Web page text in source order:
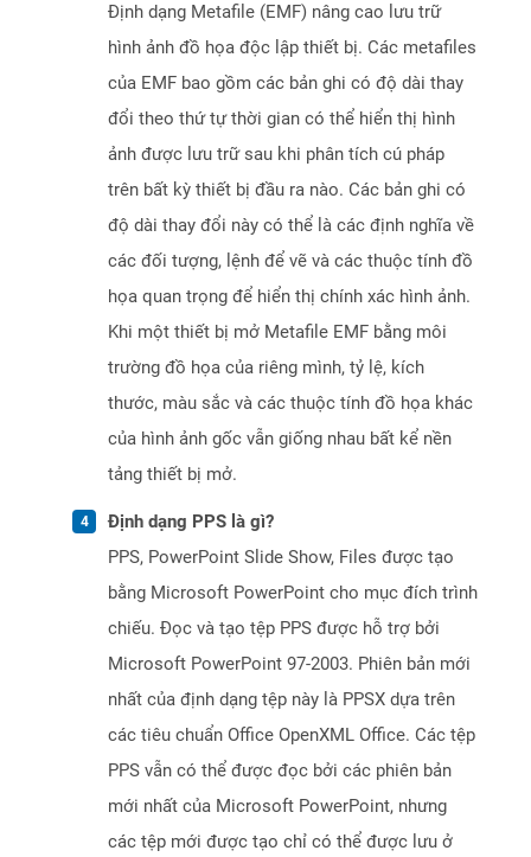
Định dạng Metafile (EMF) nâng cao lưu trữ
hình ảnh đồ họa độc lập thiết bị. Các metafiles
của EMF bao gồm các bản ghi có độ dài thay
đổi theo thứ tự thời gian có thể hiển thị hình
ảnh được lưu trữ sau khi phân tích cú pháp
trên bất kỳ thiết bị đầu ra nào. Các bản ghi có
độ dài thay đổi này có thể là các định nghĩa về
các đối tượng, lệnh để vẽ và các thuộc tính đồ
họa quan trọng để hiển thị chính xác hình ảnh.
Khi một thiết bị mở Metafile EMF bằng môi
trường đồ họa của riêng mình, tỷ lệ, kích
thước, màu sắc và các thuộc tính đồ họa khác
của hình ảnh gốc vẫn giống nhau bất kể nền
tảng thiết bị mở.
Định dạng PPS là gì?
PPS, PowerPoint Slide Show, Files được tạo
bằng Microsoft PowerPoint cho mục đích trình
chiếu. Đọc và tạo tệp PPS được hỗ trợ bởi
Microsoft PowerPoint 97-2003. Phiên bản mới
nhất của định dạng tệp này là PPSX dựa trên
các tiêu chuẩn Office OpenXML Office. Các tệp
PPS vẫn có thể được đọc bởi các phiên bản
mới nhất của Microsoft PowerPoint, nhưng
các tệp mới được tạo chỉ có thể được lưu ở